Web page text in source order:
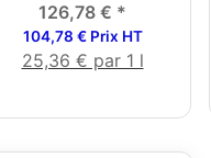
126,78 € *
104,78 € Prix HT
25,36 € par 1 l